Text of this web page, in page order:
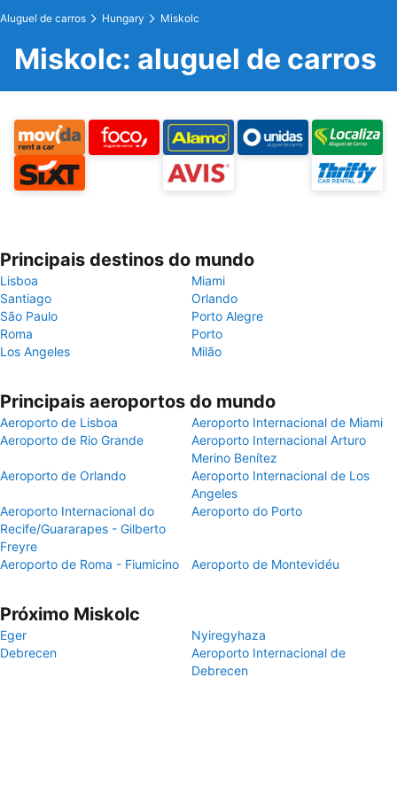
Aluguel de carros Hungary Miskolc
Miskolc: aluguel de carros
Principais destinos do mundo
Lisboa
Miami
Santiago
Orlando
São Paulo
Porto Alegre
Roma
Porto
Los Angeles
Milão
Principais aeroportos do mundo
Aeroporto de Lisboa
Aeroporto Internacional de Miami
Aeroporto de Rio Grande
Aeroporto Internacional Arturo
Merino Benítez
Aeroporto de Orlando
Aeroporto Internacional de Los
Angeles
Aeroporto Internacional do
Recife/Guararapes - Gilberto
Freyre
Aeroporto do Porto
Aeroporto de Roma - Fiumicino Aeroporto de Montevidéu
Próximo Miskolc
Eger
Nyiregyhaza
Debrecen
Aeroporto Internacional de
Debrecen